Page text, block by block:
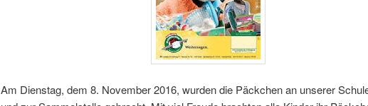
Am Dienstag, dem 8. November 2016, wurden die Päckchen an unserer